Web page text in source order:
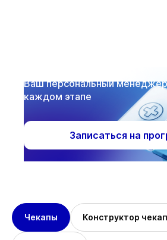
Ваш персональный менеджер
каждом этапе
Записаться на
Чекапы Конструктор